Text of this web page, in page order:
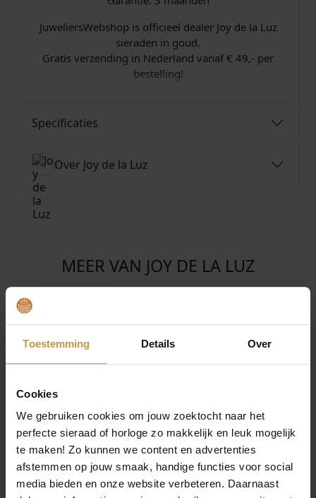
Toestemming Details Over
Cookies
We gebruiken cookies om jouw zoektocht naar het
perfecte sieraad of horloge zo makkelijk en leuk mogelijk
te maken! Zo kunnen we content en advertenties
afstemmen op jouw smaak, handige functies voor social
media bieden en onze website verbeteren. Daarnaast
0
0
.
JuweliersWebshop is officieel dealer Joy de la Luz
sieraden in goud.
Gratis verzending in Nederland vanaf € 49,- per
bestelling!
Specificaties
Over Joy de la Luz
MEER VAN JOY DE LA LUZ
€ 329,00
JOY DE LA LUZ INITIALS
1x Direct leverbaar, 1
werkdag
€309,00
1x Direct leverbaar, 1